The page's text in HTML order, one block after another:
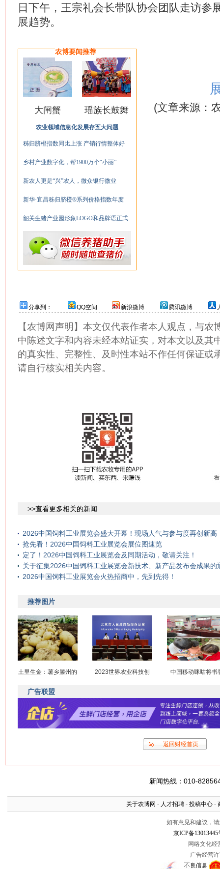
日下午，王宗礼会长带队协会团队走访参
展趋势。
农博要闻推荐
大闸蟹 瑶族长鼓舞
农业领域信息化发展存五大问题
秭归脐橙指数同比上涨 产销行情整体好
乡村产业数字化，帮1900万个“小丽”
新农人更是“兴”农人，微众银行微业
新华·宜昌秭归脐橙®系列价格指数年度
韶关生猪产业园形象LOGO和品牌语正式
(文章来源：
分享到： QQ空间 新浪微博 腾讯微博
【农博网声明】本文仅代表作者本人观点，与农
中陈述文字和内容未经本站证实，对本文以及其
的真实性、完整性、及时性本站不作任何保证或
请自行核实相关内容。
>>查看更多相关的新闻
2026中国饲料工业展览会盛大开幕！现场人气与参与度再创新高
抢先看！2026中国饲料工业展览会展位图速览
定了！2026中国饲料工业展览会及同期活动，敬请关注！
关于征集2026中国饲料工业展览会新技术、新产品发布会成果的
2026中国饲料工业展览会火热招商中，先到先得！
推荐图片
土里生金：薯乡滕州的 2023世界农业科技创 中国移动咪咕将书
广告联盟
返回财经首页
新闻热线：010-
关于农博网 - 人才招聘 - 投稿中心 -
如有意见和建议，
京ICP备13013445
网络文化经
广告经营